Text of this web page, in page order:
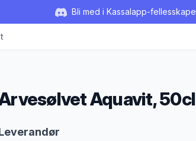
Bli med i Kassalapp-
Aquavit,